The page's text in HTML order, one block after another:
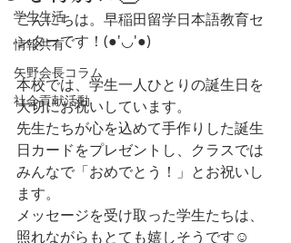
学生生活
情報共有
矢野会長コラム
社会貢献活動
こんにちは。早稲田留学日本語教育セ
ンターです！(●'◡'●)
本校では、学生一人ひとりの誕生日を
大切にお祝いしています。
先生たちが心を込めて手作りした誕生
日カードをプレゼントし、クラスでは
みんなで「おめでとう！」とお祝いし
ます。
メッセージを受け取った学生たちは、
照れながらもとても嬉しそうです☺️